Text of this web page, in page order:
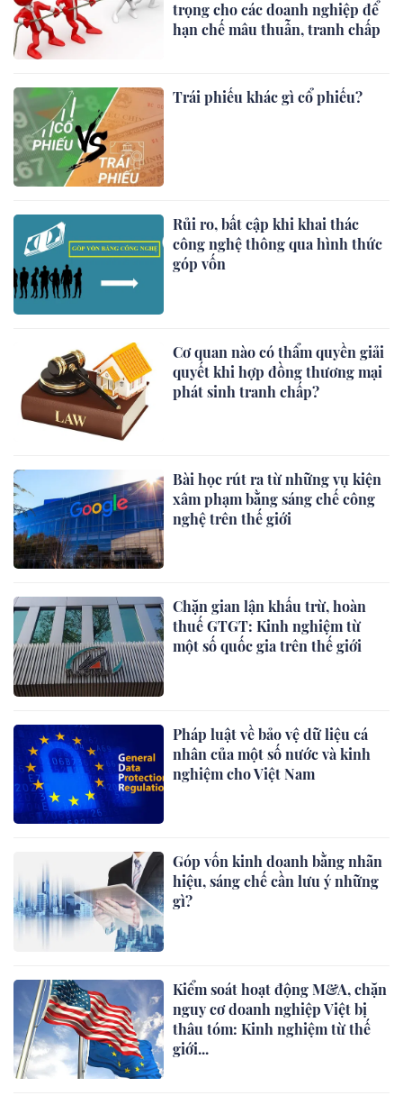
trọng cho các doanh nghiệp để
hạn chế mâu thuẫn, tranh chấp
Trái phiếu khác gì cổ phiếu?
Rủi ro, bất cập khi khai thác
công nghệ thông qua hình thức
góp vốn
Cơ quan nào có thẩm quyền giải
quyết khi hợp đồng thương mại
phát sinh tranh chấp?
Bài học rút ra từ những vụ kiện
xâm phạm bằng sáng chế công
nghệ trên thế giới
Chặn gian lận khấu trừ, hoàn
thuế GTGT: Kinh nghiệm từ
một số quốc gia trên thế giới
Pháp luật về bảo vệ dữ liệu cá
nhân của một số nước và kinh
nghiệm cho Việt Nam
Góp vốn kinh doanh bằng nhãn
hiệu, sáng chế cần lưu ý những
gì?
Kiểm soát hoạt động M&A, chặn
nguy cơ doanh nghiệp Việt bị
thâu tóm: Kinh nghiệm từ thế
giới...